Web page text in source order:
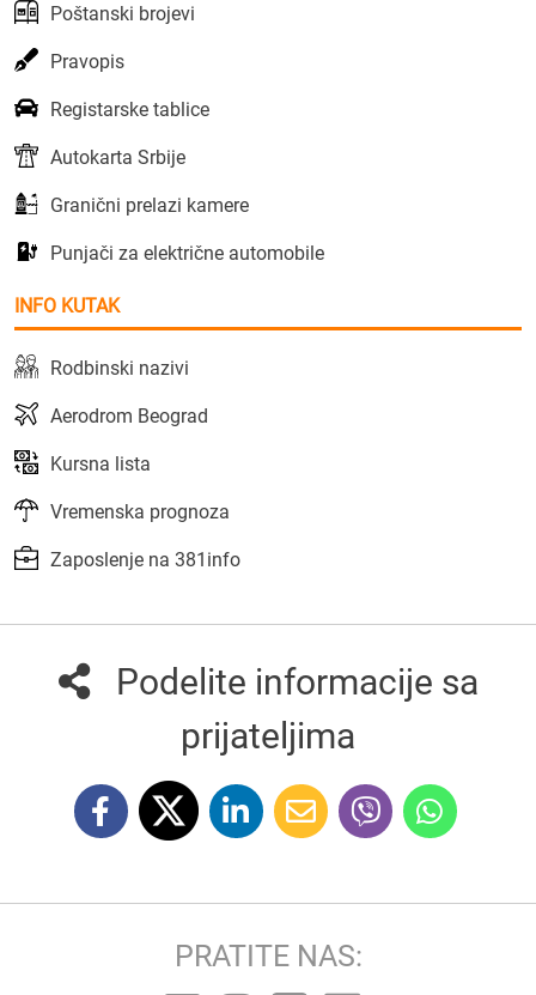
Poštanski brojevi
Pravopis
Registarske tablice
Autokarta Srbije
Granični prelazi kamere
Punjači za električne automobile
INFO KUTAK
Rodbinski nazivi
Aerodrom Beograd
Kursna lista
Vremenska prognoza
Zaposlenje na 381info
Podelite informacije sa
prijateljima
PRATITE NAS: